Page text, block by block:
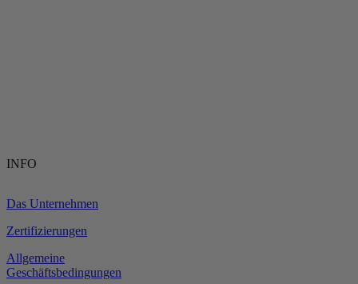
INFO
Das Unternehmen
Zertifizierungen
Allgemeine
Geschäftsbedingungen